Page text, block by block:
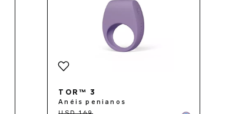
TOR™ 3
Anéis penianos